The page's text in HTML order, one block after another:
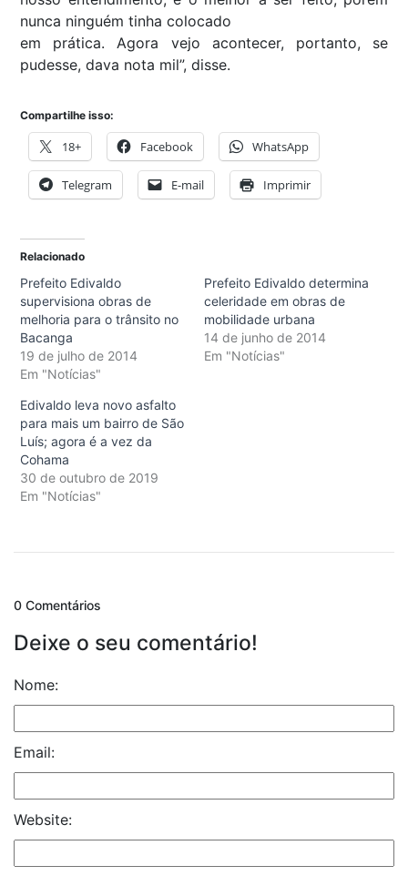
nunca ninguém tinha colocado
em prática. Agora vejo acontecer, portanto, se
pudesse, dava nota mil”, disse.
Compartilhe isso:
18+ Facebook WhatsApp
Telegram E-mail Imprimir
Relacionado
Prefeito Edivaldo
supervisiona obras de
melhoria para o trânsito no
Bacanga
19 de julho de 2014
Em "Notícias"
Prefeito Edivaldo determina
celeridade em obras de
mobilidade urbana
14 de junho de 2014
Em "Notícias"
Edivaldo leva novo asfalto
para mais um bairro de São
Luís; agora é a vez da
Cohama
30 de outubro de 2019
Em "Notícias"
0 Comentários
Deixe o seu comentário!
Nome:
Email:
Website: